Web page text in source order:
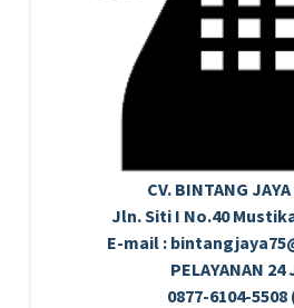
CV. BINTANG
Jln. Siti I No.40
E-mail :
PELAYANAN 24
0877-6104-5508